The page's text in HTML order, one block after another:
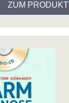
ZUM PRODUKT